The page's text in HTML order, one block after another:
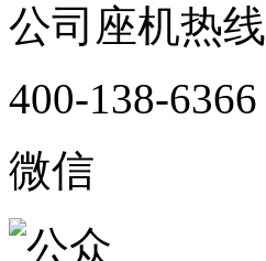
公司座机热线
400-138-6366
微信